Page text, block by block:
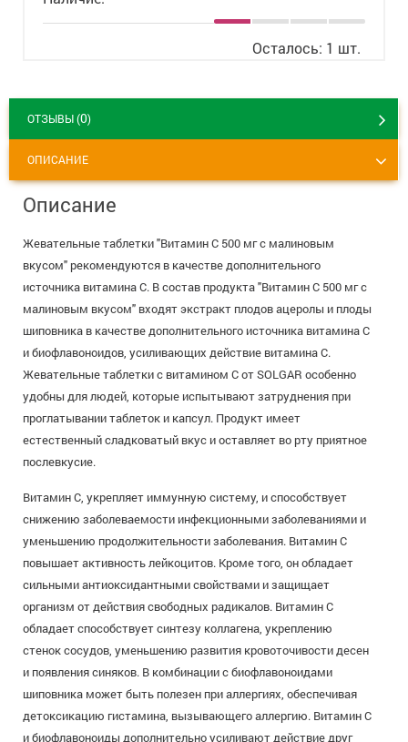
Осталось: 1 шт.
ОТЗЫВЫ (0)
ОПИСАНИЕ
Описание
Жевательные таблетки "Витамин С 500 мг с малиновым
вкусом" рекомендуются в качестве дополнительного
источника витамина С. В состав продукта "Витамин С 500 мг с
малиновым вкусом" входят экстракт плодов ацеролы и плоды
шиповника в качестве дополнительного источника витамина С
и биофлавоноидов, усиливающих действие витамина С.
Жевательные таблетки с витамином С от SOLGAR особенно
удобны для людей, которые испытывают затруднения при
проглатывании таблеток и капсул. Продукт имеет
естественный сладковатый вкус и оставляет во рту приятное
послевкусие.
Витамин С, укрепляет иммунную систему, и способствует
снижению заболеваемости инфекционными заболеваниями и
уменьшению продолжительности заболевания. Витамин C
повышает активность лейкоцитов. Кроме того, он обладает
сильными антиоксидантными свойствами и защищает
организм от действия свободных радикалов. Витамин С
обладает способствует синтезу коллагена, укреплению
стенок сосудов, уменьшению развития кровоточивости десен
и появления синяков. В комбинации с биофлавоноидами
шиповника может быть полезен при аллергиях, обеспечивая
детоксикацию гистамина, вызывающего аллергию. Витамин С
и биофлавоноиды дополнительно усиливают действие друг